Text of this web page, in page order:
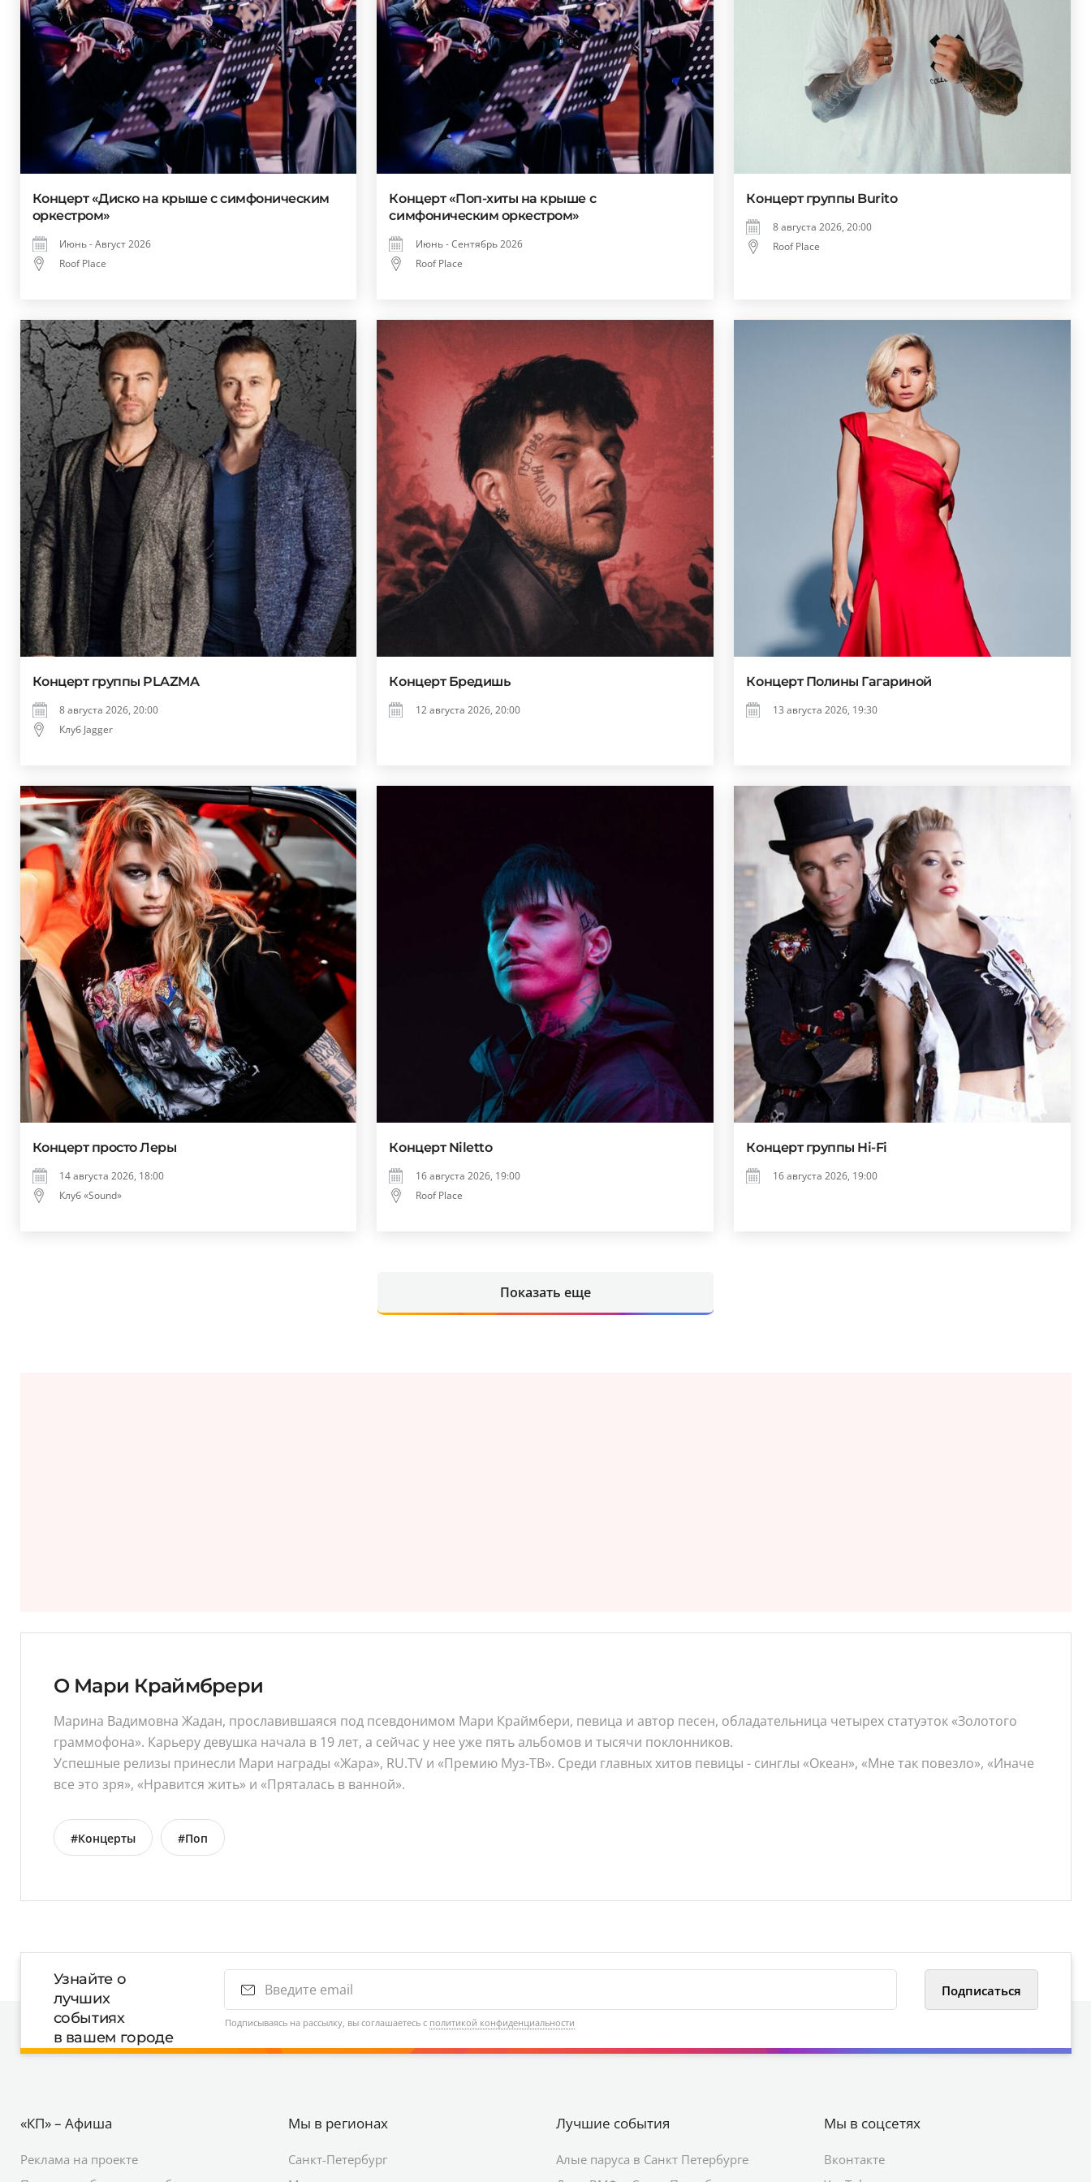
Концерт «Диско на крыше с симфоническим
оркестром»
Июнь - Август 2026
Roof Place
Концерт «Поп-хиты на крыше с
симфоническим оркестром»
Июнь - Сентябрь 2026
Roof Place
Концерт группы Burito
8 августа 2026, 20:00
Roof Place
Концерт группы PLAZMA
8 августа 2026, 20:00
Клуб Jagger
Концерт Бредишь
12 августа 2026, 20:00
Концерт Полины Гагариной
13 августа 2026, 19:30
Концерт просто Леры
14 августа 2026, 18:00
Клуб «Sound»
Концерт Niletto
16 августа 2026, 19:00
Roof Place
Концерт группы Hi-Fi
16 августа 2026, 19:00
Показать еще
О Мари Краймбрери
Марина Вадимовна Жадан, прославившаяся под псевдонимом Мари Краймбери, певица и автор песен, обладательница четырех статуэток «Золотого
граммофона». Карьеру девушка начала в 19 лет, а сейчас у нее уже пять альбомов и тысячи поклонников.
Успешные релизы принесли Мари награды «Жара», RU.TV и «Премию Муз-ТВ». Среди главных хитов певицы - синглы «Океан», «Мне так повезло», «Иначе
все это зря», «Нравится жить» и «Пряталась в ванной».
#Концерты #Поп
Узнайте о
лучших
событиях
в вашем городе
Подписываясь на рассылку, вы соглашаетесь с политикой конфиденциальности
«КП» – Афиша
Реклама на проекте
Мы в регионах
Санкт-Петербург
Лучшие события
Алые паруса в Санкт Петербурге
Мы в соцсетях
Вконтакте